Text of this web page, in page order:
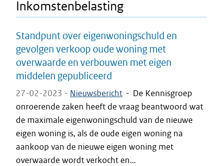
Inkomstenbelasting
Standpunt over eigenwoningschuld en
gevolgen verkoop oude woning met
overwaarde en verbouwen met eigen
middelen gepubliceerd
27-02-2023 - Nieuwsbericht - De Kennisgroep
onroerende zaken heeft de vraag beantwoord wat
de maximale eigenwoningschuld van de nieuwe
eigen woning is, als de oude eigen woning na
aankoop van de nieuwe eigen woning met
overwaarde wordt verkocht en...